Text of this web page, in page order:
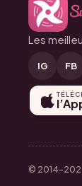
Les
IG FB
©